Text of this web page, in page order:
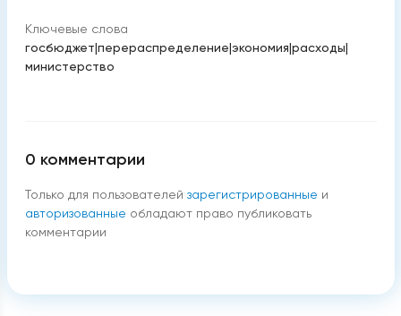
Ключевые слова
госбюджет|перераспределение|экономия|расходы|
министерство
0 комментарии
Только для пользователей зарегистрированные и
авторизованные обладают право публиковать
комментарии